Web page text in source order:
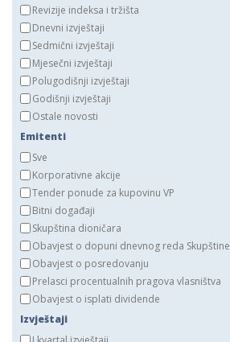
Revizije indeksa i tržišta
Dnevni izvještaji
Sedmični izvještaji
Mjesečni izvještaji
Polugodišnji izvještaji
Godišnji izvještaji
Ostale novosti
Emitenti
Sve
Korporativne akcije
Tender ponude za kupovinu VP
Bitni događaji
Skupština dioničara
Obavjest o dopuni dnevnog reda Skupštine
Obavjest o posredovanju
Prelasci procentualnih pragova vlasništva
Obavjest o isplati dividende
Izvještaji